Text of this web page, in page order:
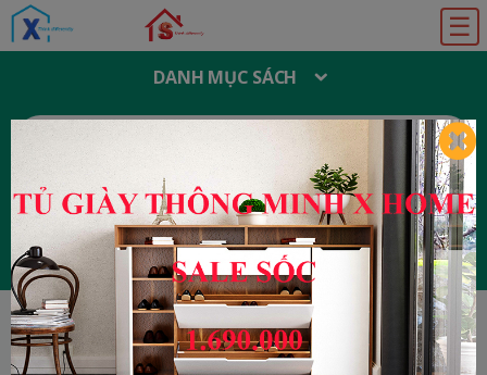
☰
DANH MỤC SÁCH
T
M
I
:
Đăng ký Đăng nhập
HOME Khoa Học - Kỹ Thuật
Chúa Trời Có
Phải Là Nhà Toán Học